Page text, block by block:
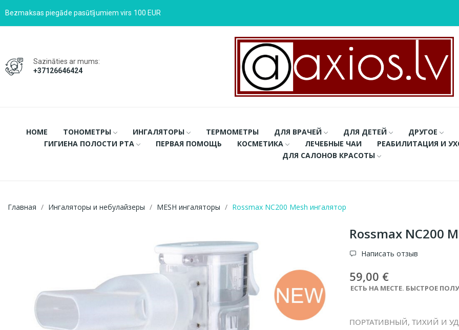
Bezmaksas piegāde pasūtījumiem virs 100 EUR
Sazināties ar mums:
+37126646424
HOME ТОНОМЕТРЫ ИНГАЛЯТОРЫ ТЕРМОМЕТРЫ ДЛЯ ВРАЧЕЙ ДЛЯ ДЕТЕЙ ДРУГОЕ
ГИГИЕНА ПОЛОСТИ РТА
ПЕРВАЯ ПОМОЩЬ КОСМЕТИКА ЛЕЧЕБНЫЕ ЧАИ
РЕАБИЛИТАЦИЯ И
ДЛЯ САЛОНОВ КРАСОТЫ
Главная Ингаляторы и небулайзеры MESH ингаляторы Rossmax NC200 Mesh ингалятор
Rossmax NC200
Написать отзыв
59,00 €
ЕСТЬ НА МЕСТЕ. БЫСТРОЕ
ПОРТАТИВНЫЙ, ТИХИЙ И